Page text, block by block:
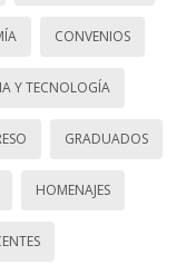
CONVENIOS
Y TECNOLOGÍA
GRADUADOS
HOMENAJES